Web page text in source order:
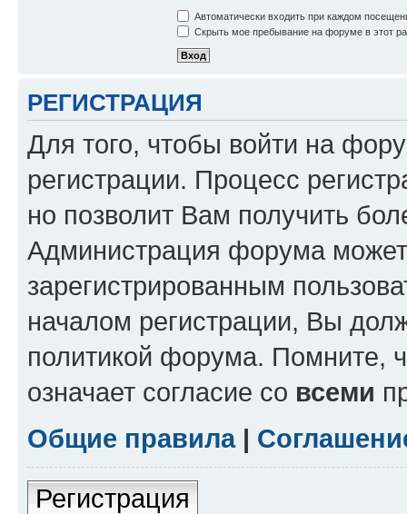
Автоматически входить при каждом
Скрыть мое пребывание на форуме в этот
РЕГИСТРАЦИЯ
Для того, чтобы войти на
регистрации. Процесс
но позволит Вам получить
Администрация форума может
зарегистрированным
началом регистрации, Вы
политикой форума. Помните,
означает согласие со всеми
Общие правила|
Регистрация